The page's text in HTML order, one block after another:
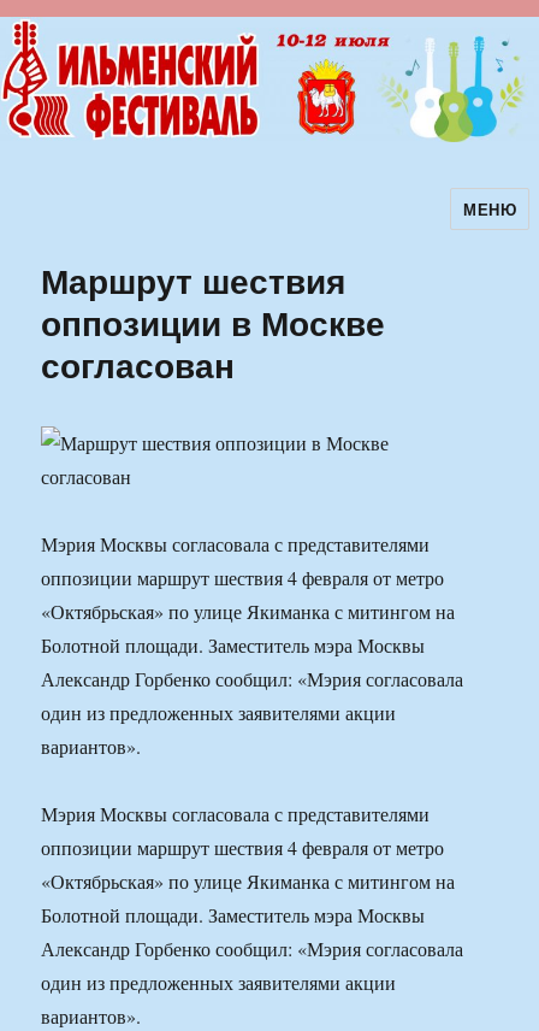
Ильменский фестиваль авторскойМЕНЮ
Маршрут шествия
оппозиции в Москве
согласован
Мэрия Москвы согласовала с представителями
оппозиции маршрут шествия 4 февраля от метро
«Октябрьская» по улице Якиманка с митингом на
Болотной площади. Заместитель мэра Москвы
Александр Горбенко сообщил: «Мэрия согласовала
один из предложенных заявителями акции
вариантов».
Мэрия Москвы согласовала с представителями
оппозиции маршрут шествия 4 февраля от метро
«Октябрьская» по улице Якиманка с митингом на
Болотной площади. Заместитель мэра Москвы
Александр Горбенко сообщил: «Мэрия согласовала
один из предложенных заявителями акции
вариантов».